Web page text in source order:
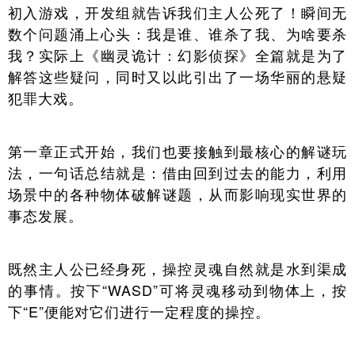
初入游戏，开发组就告诉我们主人公死了！瞬间无
数个问题涌上心头：我是谁、谁杀了我、为啥要杀
我？实际上《幽灵诡计：幻影侦探》全篇就是为了
解答这些疑问，同时又以此引出了一场华丽的悬疑
犯罪大戏。
第一章正式开始，我们也要接触到最核心的解谜玩
法，一句话总结就是：借由回到过去的能力，利用
场景中的各种物体破解谜题，从而影响现实世界的
事态发展。
既然主人公已经身死，操控灵魂自然就是水到渠成
的事情。按下“WASD”可将灵魂移动到物体上，按
下“E”便能对它们进行一定程度的操控。